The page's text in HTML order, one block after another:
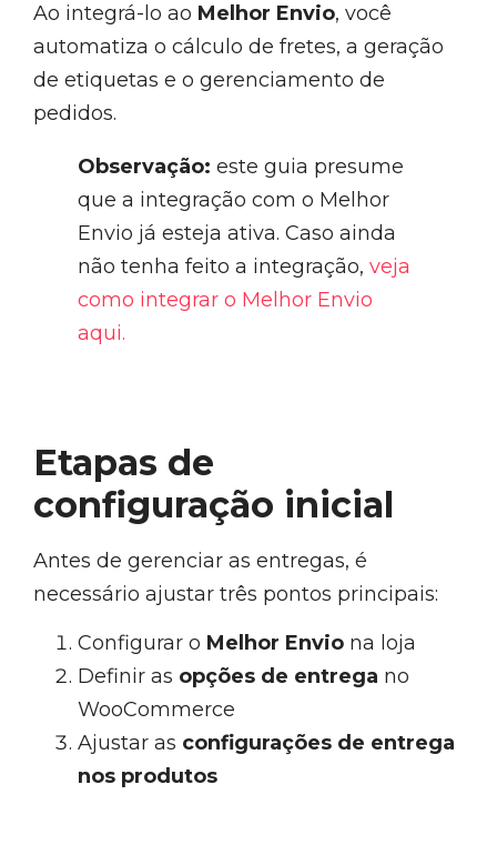
Ao integrá-lo ao Melhor Envio, você
automatiza o cálculo de fretes, a geração
de etiquetas e o gerenciamento de
pedidos.
Observação: este guia presume
que a integração com o Melhor
Envio já esteja ativa. Caso ainda
não tenha feito a integração, veja
como integrar o Melhor Envio
aqui.
Etapas de
configuração inicial
Antes de gerenciar as entregas, é
necessário ajustar três pontos principais:
Configurar o Melhor Envio na loja
Definir as opções de entrega no
WooCommerce
Ajustar as configurações de entrega
nos produtos